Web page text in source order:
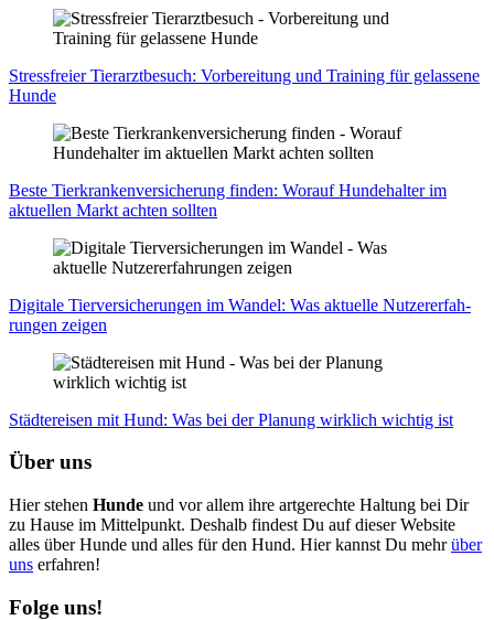
Stress­frei­er Tier­arzt­be­such: Vor­be­rei­tung und Trai­ning für gelas­se­ne
Hun­de
Bes­te Tier­kran­ken­ver­si­che­rung fin­den: Wor­auf Hun­de­hal­ter im
aktu­el­len Markt ach­ten soll­ten
Digi­ta­le Tier­ver­si­che­run­gen im Wan­del: Was aktu­el­le Nut­zer­er­fah­
run­gen zei­gen
Städ­te­rei­sen mit Hund: Was bei der Pla­nung wirk­lich wich­tig ist
Über uns
Hier stehen Hunde und vor allem ihre artgerechte Haltung bei Dir
zu Hause im Mittelpunkt. Deshalb findest Du auf dieser Website
alles über Hunde und alles für den Hund. Hier kannst Du mehrüber
uns erfahren!
Folge uns!